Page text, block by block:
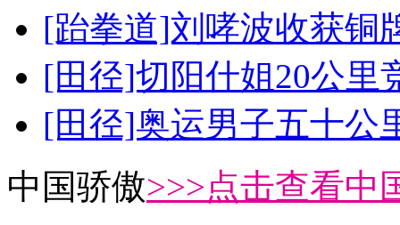
[跆拳道]刘哮波收获铜
[田径]切阳什姐20公里
[田径]奥运男子五十公
中国骄傲>>>点击查看中